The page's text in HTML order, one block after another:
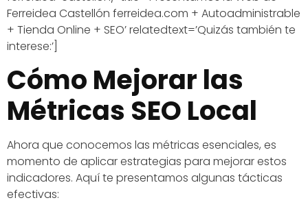
Ferreidea Castellón ferreidea.com + Autoadministrable
+ Tienda Online + SEO’ relatedtext=’Quizás también te
interese:’]
Cómo Mejorar las
Métricas SEO Local
Ahora que conocemos las métricas esenciales, es
momento de aplicar estrategias para mejorar estos
indicadores. Aquí te presentamos algunas tácticas
efectivas: